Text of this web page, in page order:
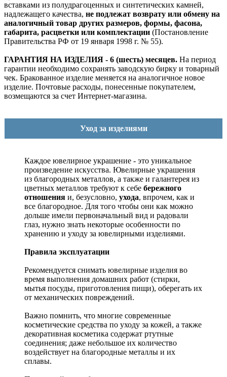
вставками из полудрагоценных и синтетических камней,
надлежащего качества, не подлежат возврату или обмену на
аналогичный товар других размеров, формы, фасона,
габарита, расцветки или комплектации (Постановление
Правительства РФ от 19 января 1998 г. № 55).
ГАРАНТИЯ НА ИЗДЕЛИЯ - 6 (шесть) месяцев. На период
гарантии необходимо сохранять заводскую бирку и товарный
чек. Бракованное изделие меняется на аналогичное новое
изделие. Почтовые расходы, понесенные покупателем,
возмещаются за счет Интернет-магазина.
Уход за изделиями
Каждое ювелирное украшение - это уникальное
произведение искусства. Ювелирные украшения
из благородных металлов, а также и галантерея из
цветных металлов требуют к себе бережного
отношения и, безусловно, ухода, впрочем, как и
все благородное. Для того чтобы они как можно
дольше имели первоначальный вид и радовали
глаз, нужно знать некоторые особенности по
хранению и уходу за ювелирными изделиями.
Правила эксплуатации
Рекомендуется снимать ювелирные изделия во
время выполнения домашних работ (стирки,
мытья посуды, приготовления пищи), оберегать их
от механических повреждений.
Важно помнить, что многие современные
косметические средства по уходу за кожей, а также
декоративная косметика содержат ртутные
соединения; даже небольшое их количество
воздействует на благородные металлы и их
сплавы.